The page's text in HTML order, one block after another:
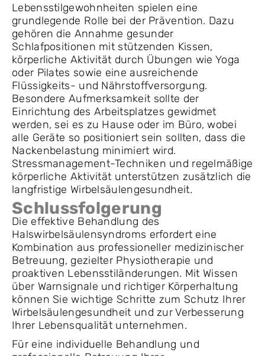
Lebensstilgewohnheiten spielen eine
grundlegende Rolle bei der Prävention. Dazu
gehören die Annahme gesunder
Schlafpositionen mit stützenden Kissen,
körperliche Aktivität durch Übungen wie Yoga
oder Pilates sowie eine ausreichende
Flüssigkeits- und Nährstoffversorgung.
Besondere Aufmerksamkeit sollte der
Einrichtung des Arbeitsplatzes gewidmet
werden, sei es zu Hause oder im Büro, wobei
alle Geräte so positioniert sein sollten, dass die
Nackenbelastung minimiert wird.
Stressmanagement-Techniken und regelmäßige
körperliche Aktivität unterstützen zusätzlich die
langfristige Wirbelsäulengesundheit.
Schlussfolgerung
Die effektive Behandlung des
Halswirbelsäulensyndroms erfordert eine
Kombination aus professioneller medizinischer
Betreuung, gezielter Physiotherapie und
proaktiven Lebensstiländerungen. Mit Wissen
über Warnsignale und richtiger Körperhaltung
können Sie wichtige Schritte zum Schutz Ihrer
Wirbelsäulengesundheit und zur Verbesserung
Ihrer Lebensqualität unternehmen.
Für eine individuelle Behandlung und